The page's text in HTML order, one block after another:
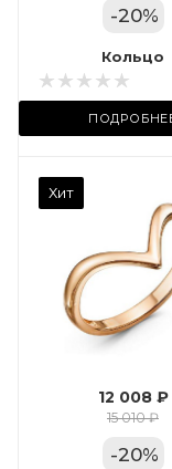
-20%
Кольцо
КРАС
ТРЦ
Хит
12 008 ₽
15 010 ₽
-20%
Вес
Марка
Дельта
Фианит
Цвет золота
КРАС